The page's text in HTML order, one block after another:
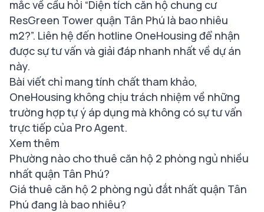
mắc về cầu hỏi “Diện tích căn hộ chung cư
ResGreen Tower quận Tân Phú là bao nhiêu
m2?”. Liên hệ đến hotline OneHousing để nhận
được sự tư vấn và giải đáp nhanh nhất về dự án
này.
Bài viết chỉ mang tính chất tham khảo,
OneHousing không chịu trách nhiệm về những
trường hợp tự ý áp dụng mà không có sự tư vấn
trực tiếp của Pro Agent.
Xem thêm
Phường nào cho thuê căn hộ 2 phòng ngủ nhiều
nhất quận Tân Phú?
Giá thuê căn hộ 2 phòng ngủ đắt nhất quận Tân
Phú đang là bao nhiêu?